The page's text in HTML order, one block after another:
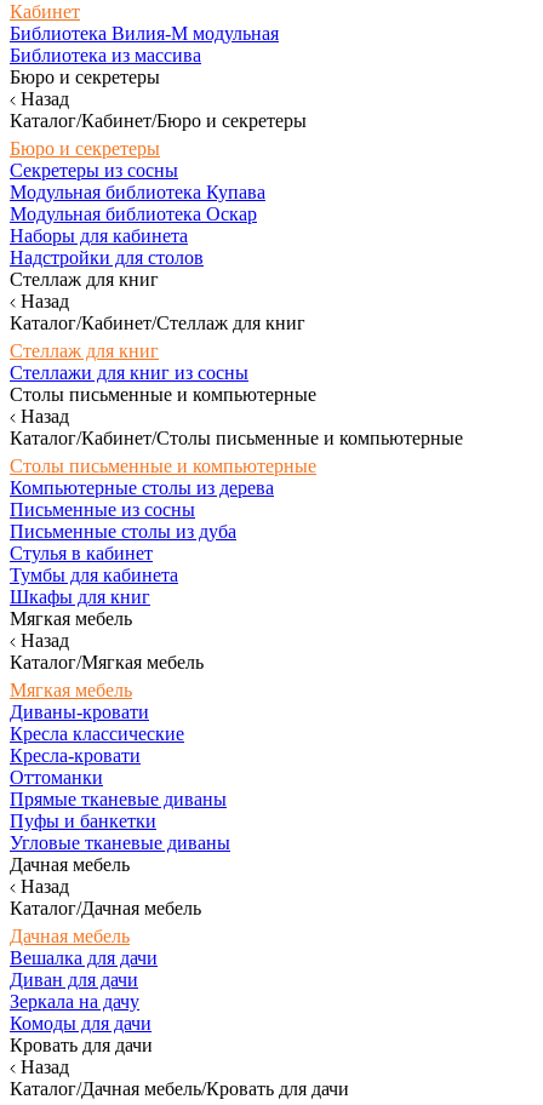
Кабинет
Библиотека Вилия-М модульная
Библиотека из массива
Бюро и секретеры
Назад
Каталог/Кабинет/Бюро и секретеры
Бюро и секретеры
Секретеры из сосны
Модульная библиотека Купава
Модульная библиотека Оскар
Наборы для кабинета
Надстройки для столов
Стеллаж для книг
Назад
Каталог/Кабинет/Стеллаж для книг
Стеллаж для книг
Стеллажи для книг из сосны
Столы письменные и компьютерные
Назад
Каталог/Кабинет/Столы письменные и компьютерные
Столы письменные и компьютерные
Компьютерные столы из дерева
Письменные из сосны
Письменные столы из дуба
Стулья в кабинет
Тумбы для кабинета
Шкафы для книг
Мягкая мебель
Назад
Каталог/Мягкая мебель
Мягкая мебель
Диваны-кровати
Кресла классические
Кресла-кровати
Оттоманки
Прямые тканевые диваны
Пуфы и банкетки
Угловые тканевые диваны
Дачная мебель
Назад
Каталог/Дачная мебель
Дачная мебель
Вешалка для дачи
Диван для дачи
Зеркала на дачу
Комоды для дачи
Кровать для дачи
Назад
Каталог/Дачная мебель/Кровать для дачи